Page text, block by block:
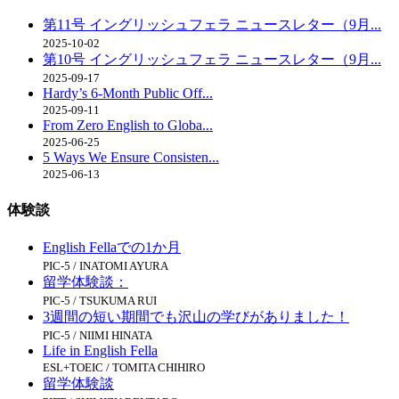
第11号 イングリッシュフェラ ニュースレター（9月...
2025-10-02
第10号 イングリッシュフェラ ニュースレター（9月...
2025-09-17
Hardy’s 6-Month Public Off...
2025-09-11
From Zero English to Globa...
2025-06-25
5 Ways We Ensure Consisten...
2025-06-13
体験談
English Fellaでの1か月
PIC-5 / INATOMI AYURA
留学体験談：
PIC-5 / TSUKUMA RUI
3週間の短い期間でも沢山の学びがありました！
PIC-5 / NIIMI HINATA
Life in English Fella
ESL+TOEIC / TOMITA CHIHIRO
留学体験談